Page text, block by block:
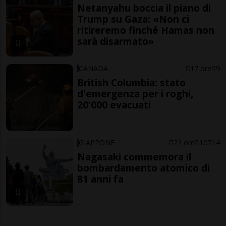
Netanyahu boccia il piano di
Trump su Gaza: «Non ci
ritireremo finché Hamas non
sarà disarmato»
CANADA 17 ore 9
British Columbia: stato
d'emergenza per i roghi,
20'000 evacuati
GIAPPONE 22 ore 10 14
Nagasaki commemora il
bombardamento atomico di
81 anni fa